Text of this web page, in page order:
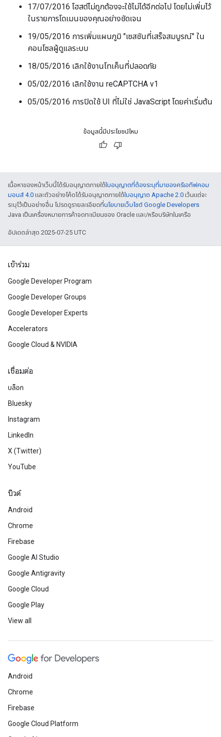
17/07/2016 โฮสต์ไม่ถูกต้องจะใช้ไม่ได้อีกต่อไป โดยไม่เพิ่มไว้
ในรายการโดเมนของคุณอย่างชัดเจน
19/05/2016 การเพิ่มแผนภูมิ "เซสชันที่เสร็จสมบูรณ์" ใน
คอนโซลผู้ดูแลระบบ
18/05/2016 เลิกใช้งานโทเค็นที่ปลอดภัย
05/02/2016 เลิกใช้งาน reCAPTCHA v1
05/05/2016 การปิดใช้ UI ที่ไม่ใช่ JavaScript โดยค่าเริ่มต้น
ข้อมูลนี้มีประโยชน์ไหม
เนื้อหาของหน้าเว็บนี้ได้รับอนุญาตภายใต้ใบอนุญาตที่ต้องระบุที่มาของครีเอทีฟคอม
มอนส์ 4.0 และตัวอย่างโค้ดได้รับอนุญาตภายใต้ใบอนุญาต Apache 2.0 เว้นแต่จะ
ระบุไว้เป็นอย่างอื่น โปรดดูรายละเอียดที่นโยบายเว็บไซต์ Google Developers
Java เป็นเครื่องหมายการค้าจดทะเบียนของ Oracle และ/หรือบริษัทในเครือ
อัปเดตล่าสุด 2025-07-25 UTC
เข้าร่วม
Google Developer Program
Google Developer Groups
Google Developer Experts
Accelerators
Google Cloud & NVIDIA
เชื่อมต่อ
บล็อก
Bluesky
Instagram
LinkedIn
X (Twitter)
YouTube
บิวด์
Android
Chrome
Firebase
Google AI Studio
Google Antigravity
Google Cloud
Google Play
View all
Android
Chrome
Firebase
Google Cloud Platform